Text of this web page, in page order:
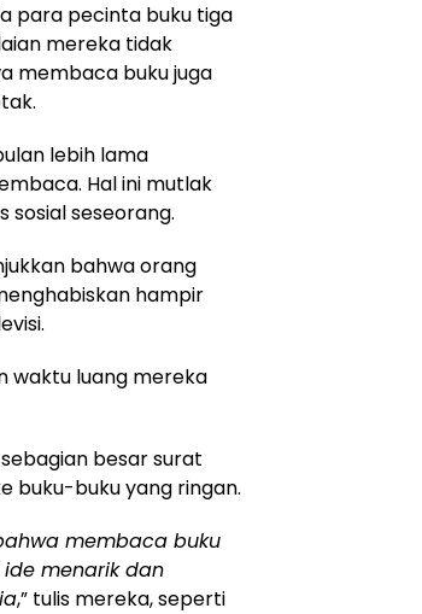
para pecinta buku tiga
mereka tidak
membaca buku juga
lebih lama
Hal ini mutlak
seseorang.
bahwa orang
hampir
waktu luang mereka
besar surat
buku-buku yang ringan.
membaca buku
menarik dan
,” tulis mereka, seperti